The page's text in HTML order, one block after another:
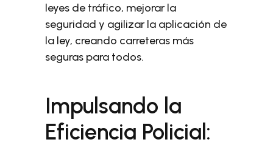
leyes de tráfico, mejorar la
seguridad y agilizar la aplicación de
la ley, creando carreteras más
seguras para todos.
Impulsando la
Eficiencia Policial: